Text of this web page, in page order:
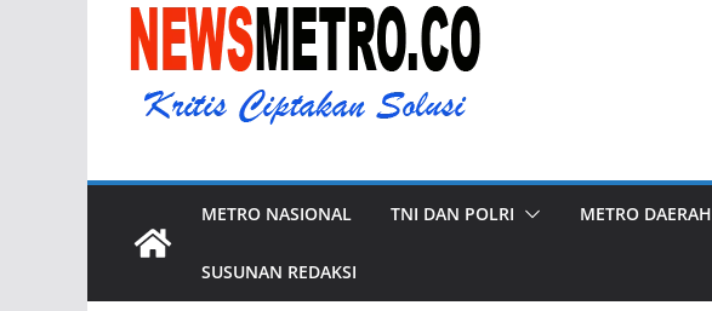
METRO NASIONAL TNI DAN POLRI METRO DAERAH
SUSUNAN REDAKSI